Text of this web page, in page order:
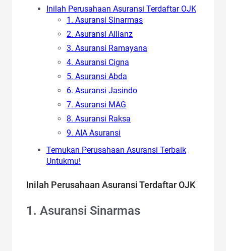
Inilah Perusahaan Asuransi Terdaftar OJK
1. Asuransi Sinarmas
2. Asuransi Allianz
3. Asuransi Ramayana
4. Asuransi Cigna
5. Asuransi Abda
6. Asuransi Jasindo
7. Asuransi MAG
8. Asuransi Raksa
9. AIA Asuransi
Temukan Perusahaan Asuransi Terbaik
Untukmu!
Inilah Perusahaan Asuransi Terdaftar OJK
1. Asuransi Sinarmas